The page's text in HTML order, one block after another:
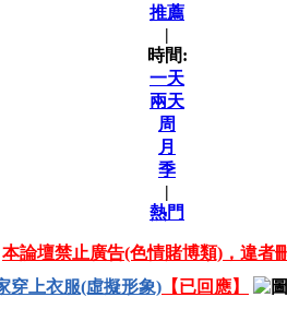
推薦
|
時間:
一天
兩天
周
月
季
|
熱門
本論壇禁止廣告(色情賭博類)，違者
穿上衣服(虛擬形象) 【已回應】